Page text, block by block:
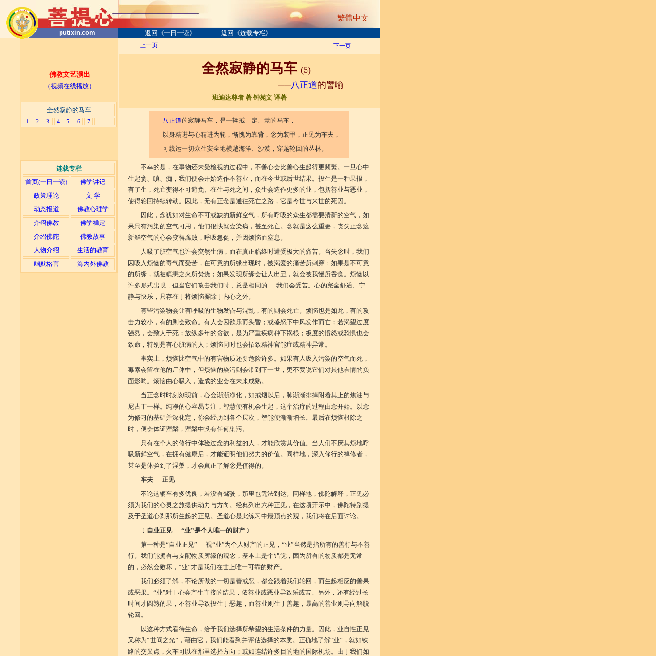
putixin.com 返回《一日一读》 返回《连载专栏》
佛教文艺演出
（视频在线播放）
连载专栏
首页(一日一读)
佛学讲记
政策理论
文 学
动态报道
佛教心理学
介绍佛教
佛学禅定
介绍佛陀
佛教故事
人物介绍
生活的教育
幽默格言
海内外佛教
上一页 下一页
全然寂静的马车 (5)
──八正道的譬喻
班迪达尊者 著 钟苑文 译著
八正道的寂静马车，是一辆戒、定、慧的马车，
以身精进与心精进为轮，惭愧为靠背，念为装甲，正见为车夫，
可载运一切众生安全地横越海洋、沙漠，穿越轮回的丛林。
不幸的是，在事物还未受检视的过程中，不善心会比善心生起得更频繁。一旦心中
生起贪、瞋、痴，我们便会开始造作不善业，而在今世或后世结果。投生是一种果报，
有了生，死亡变得不可避免。在生与死之间，众生会造作更多的业，包括善业与恶业，
使得轮回持续转动。因此，无有正念是通往死亡之路，它是今世与来世的死因。
因此，念犹如对生命不可或缺的新鲜空气，所有呼吸的众生都需要清新的空气，如
果只有污染的空气可用，他们很快就会染病，甚至死亡。念就是这么重要，丧失正念这
新鲜空气的心会变得腐败，呼吸急促，并因烦恼而窒息。
人吸了脏空气也许会突然生病，而在真正临终时遭受极大的痛苦。当失念时，我们
因吸入烦恼的毒气而受苦，在可意的所缘出现时，被渴爱的痛苦所刺穿；如果是不可意
的所缘，就被瞋恚之火所焚烧；如果发现所缘会让人出丑，就会被我慢所吞食。烦恼以
许多形式出现，但当它们攻击我们时，总是相同的──我们会受苦。心的完全舒适、宁
静与快乐，只存在于将烦恼摒除于内心之外。
有些污染物会让有呼吸的生物发昏与混乱，有的则会死亡。烦恼也是如此，有的攻
击力较小，有的则会致命。有人会因欲乐而头昏；或盛怒下中风发作而亡；若渴望过度
强烈，会致人于死；放纵多年的贪欲，是为严重疾病种下祸根；极度的愤怒或恐惧也会
致命，特别是有心脏病的人；烦恼同时也会招致精神官能症或精神异常。
事实上，烦恼比空气中的有害物质还要危险许多。如果有人吸入污染的空气而死，
毒素会留在他的尸体中，但烦恼的染污则会带到下一世，更不要说它们对其他有情的负
面影响。烦恼由心吸入，造成的业会在未来成熟。
当正念时时刻刻现前，心会渐渐净化，如戒烟以后，肺渐渐排掉附着其上的焦油与
尼古丁一样。纯净的心容易专注，智慧便有机会生起，这个治疗的过程由念开始。以念
为修习的基础并深化定，你会经历到各个层次，智能便渐渐增长。最后在烦恼根除之
时，便会体证涅槃，涅槃中没有任何染污。
只有在个人的修行中体验过念的利益的人，才能欣赏其价值。当人们不厌其烦地呼
吸新鲜空气，在拥有健康后，才能证明他们努力的价值。同样地，深入修行的禅修者，
甚至是体验到了涅槃，才会真正了解念是值得的。
车夫──正见
不论这辆车有多优良，若没有驾驶，那里也无法到达。同样地，佛陀解释，正见必
须为我们的心灵之旅提供动力与方向。经典列出六种正见，在这项开示中，佛陀特别提
及于圣道心剎那所生起的正见。圣道心是此练习中最顶点的观，我们将在后面讨论。
﹝自业正见──“业”是个人唯一的财产﹞
第一种是“自业正见”──视“业”为个人财产的正见，“业”当然是指所有的善行与不善
行。我们能拥有与支配物质所缘的观念，基本上是个错觉，因为所有的物质都是无常
的，必然会败坏，“业”才是我们在世上唯一可靠的财产。
我们必须了解，不论所做的一切是善或恶，都会跟着我们轮回，而生起相应的善果
或恶果。“业”对于心会产生直接的结果，依善业或恶业导致乐或苦。另外，还有经过长
时间才圆熟的果，不善业导致投生于恶趣，而善业则生于善趣，最高的善业则导向解脱
轮回。
以这种方式看待生命，给予我们选择所希望的生活条件的力量。因此，业自性正见
又称为“世间之光”，藉由它，我们能看到并评估选择的本质。正确地了解“业”，就如铁
路的交叉点，火车可以在那里选择方向；或如连结许多目的地的国际机场。由于我们如
全然寂静的马车
1 2 3 4 5 6 7
繁體中文